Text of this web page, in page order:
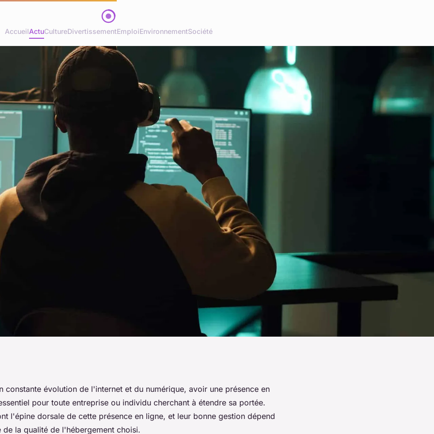
AccueilActuCultureDivertissementEmploiEnvironnementSociété
: à quoi sert-
constante évolution de l'internet et du numérique, avoir une présence en
pour toute entreprise ou individu cherchant à étendre sa portée.
l'épine dorsale de cette présence en ligne, et leur bonne gestion dépend
de la qualité de l'hébergement choisi.